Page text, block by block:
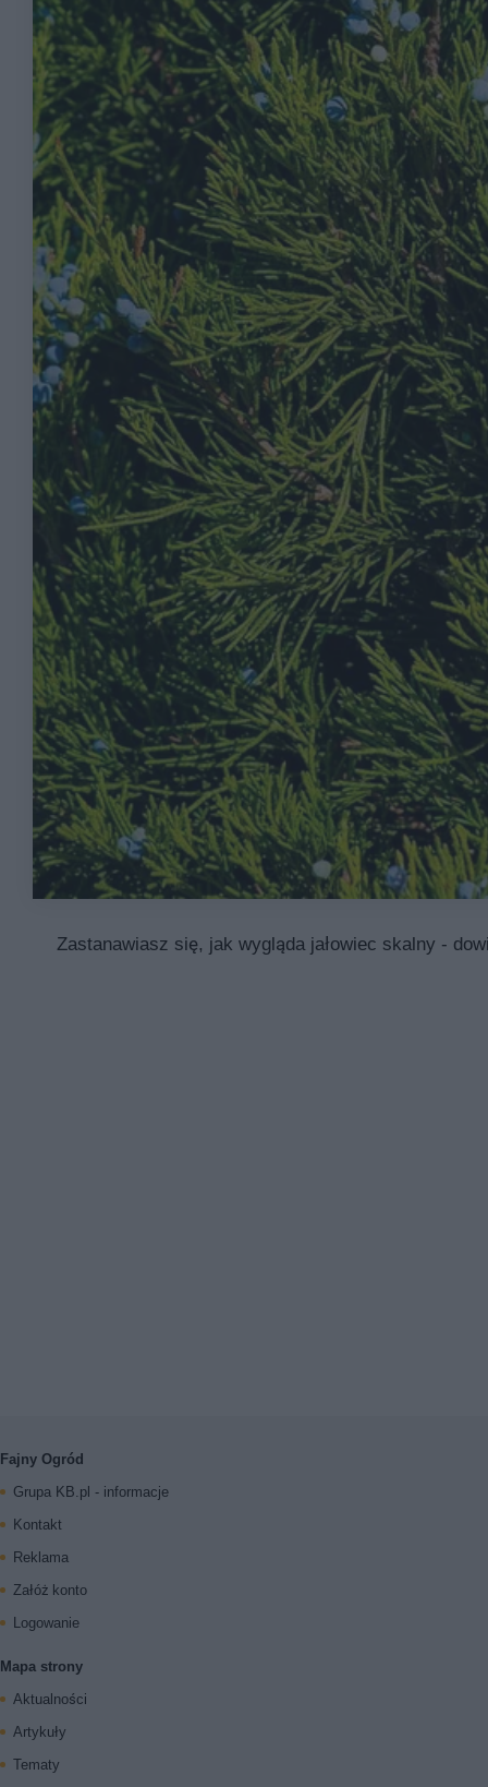
Zastanawiasz się, jak wygląda jałowiec skalny -
Fajny Ogród
Grupa KB.pl - informacje
Kontakt
Reklama
Załóż konto
Logowanie
Mapa strony
Aktualności
Artykuły
Tematy